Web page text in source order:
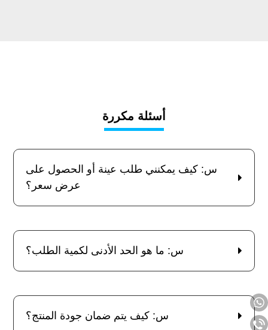
أسئلة مكررة
س: كيف يمكنني طلب عينة أو الحصول على
عرض سعر؟
س: ما هو الحد الأدنى لكمية الطلب؟
س: كيف يتم ضمان جودة المنتج؟